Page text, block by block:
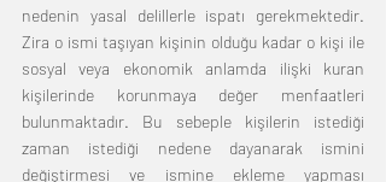
nedenin yasal delillerle ispatı gerekmektedir.
Zira o ismi taşıyan kişinin olduğu kadar o kişi ile
sosyal veya ekonomik anlamda ilişki kuran
kişilerinde korunmaya değer menfaatleri
bulunmaktadır. Bu sebeple kişilerin istediği
zaman istediği nedene dayanarak ismini
değiştirmesi ve ismine ekleme yapması